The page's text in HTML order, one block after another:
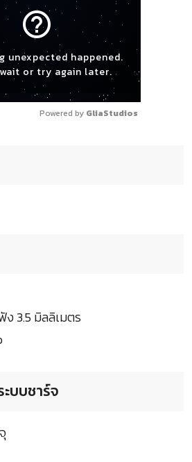
help_outline
unexpected happened.
or try again later.
Powered by GliaStudios
3.5 มิลลิเมตร
บบชาร์จ